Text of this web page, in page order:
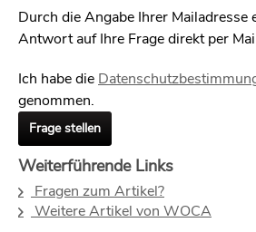
Durch die Angabe Ihrer Mailadresse
Antwort auf Ihre Frage direkt per
Ich habe die
genommen.
Frage stellen
Weiterführende Links
Fragen zum Artikel?
Weitere Artikel von WOCA